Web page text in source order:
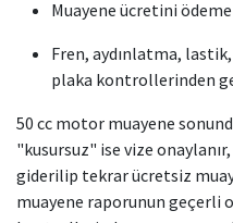
Muayene ücretini ödeme
Fren, aydınlatma,
plaka kontrollerinden
50 cc motor muayene
"kusursuz" ise vize
giderilip tekrar ücretsiz
muayene raporunun geçerli